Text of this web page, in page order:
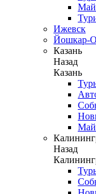
Ижевск
Йошкар-
Казань
Назад
Казань
Назад